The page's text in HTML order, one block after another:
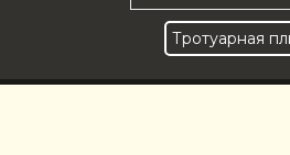
Тротуарная